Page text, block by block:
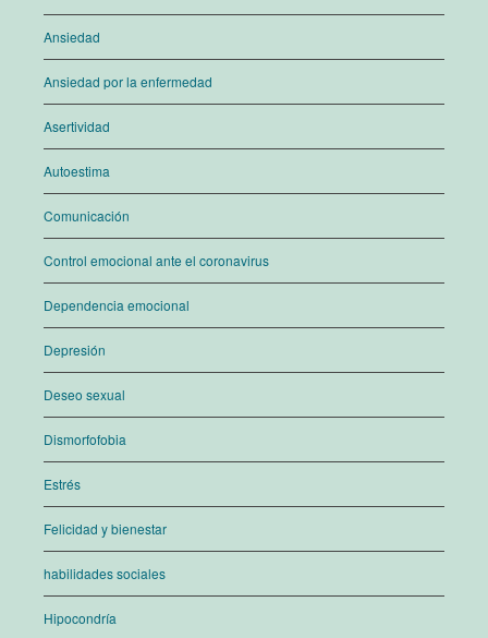
Ansiedad
Ansiedad por la enfermedad
Asertividad
Autoestima
Comunicación
Control emocional ante el coronavirus
Dependencia emocional
Depresión
Deseo sexual
Dismorfofobia
Estrés
Felicidad y bienestar
habilidades sociales
Hipocondría